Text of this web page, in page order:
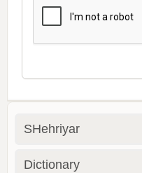
SHehriyar
Dictionary